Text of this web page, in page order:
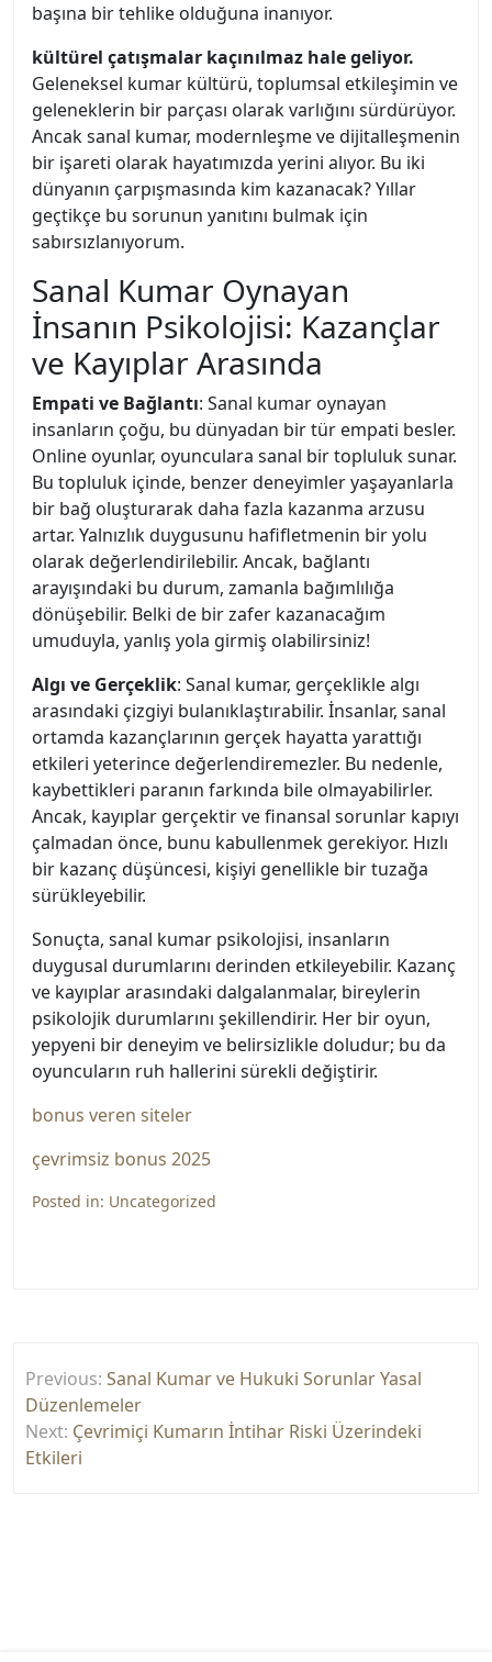
başına bir tehlike olduğuna inanıyor.
kültürel çatışmalar kaçınılmaz hale geliyor.
Geleneksel kumar kültürü, toplumsal etkileşimin ve
geleneklerin bir parçası olarak varlığını sürdürüyor.
Ancak sanal kumar, modernleşme ve dijitalleşmenin
bir işareti olarak hayatımızda yerini alıyor. Bu iki
dünyanın çarpışmasında kim kazanacak? Yıllar
geçtikçe bu sorunun yanıtını bulmak için
sabırsızlanıyorum.
Sanal Kumar Oynayan
İnsanın Psikolojisi: Kazançlar
ve Kayıplar Arasında
Empati ve Bağlantı: Sanal kumar oynayan
insanların çoğu, bu dünyadan bir tür empati besler.
Online oyunlar, oyunculara sanal bir topluluk sunar.
Bu topluluk içinde, benzer deneyimler yaşayanlarla
bir bağ oluşturarak daha fazla kazanma arzusu
artar. Yalnızlık duygusunu hafifletmenin bir yolu
olarak değerlendirilebilir. Ancak, bağlantı
arayışındaki bu durum, zamanla bağımlılığa
dönüşebilir. Belki de bir zafer kazanacağım
umuduyla, yanlış yola girmiş olabilirsiniz!
Algı ve Gerçeklik: Sanal kumar, gerçeklikle algı
arasındaki çizgiyi bulanıklaştırabilir. İnsanlar, sanal
ortamda kazançlarının gerçek hayatta yarattığı
etkileri yeterince değerlendiremezler. Bu nedenle,
kaybettikleri paranın farkında bile olmayabilirler.
Ancak, kayıplar gerçektir ve finansal sorunlar kapıyı
çalmadan önce, bunu kabullenmek gerekiyor. Hızlı
bir kazanç düşüncesi, kişiyi genellikle bir tuzağa
sürükleyebilir.
Sonuçta, sanal kumar psikolojisi, insanların
duygusal durumlarını derinden etkileyebilir. Kazanç
ve kayıplar arasındaki dalgalanmalar, bireylerin
psikolojik durumlarını şekillendirir. Her bir oyun,
yepyeni bir deneyim ve belirsizlikle doludur; bu da
oyuncuların ruh hallerini sürekli değiştirir.
bonus veren siteler
çevrimsiz bonus 2025
Posted in: Uncategorized
gezinmesi
Previous: Sanal Kumar ve Hukuki Sorunlar Yasal
Düzenlemeler
Next: Çevrimiçi Kumarın İntihar Riski Üzerindeki
Etkileri